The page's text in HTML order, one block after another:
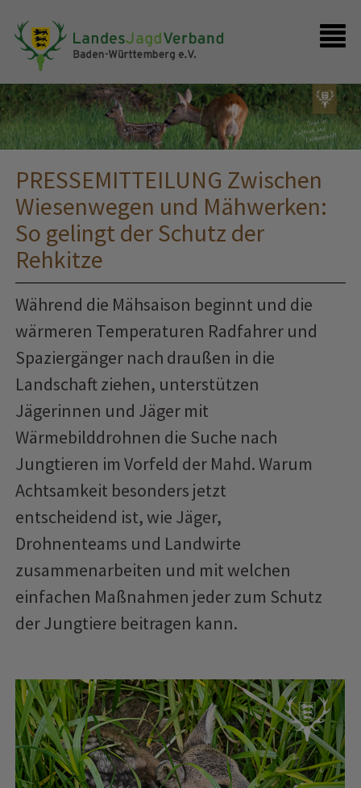
Shop
Kontakt
Anmelden
PRESSEMITTEILUNG Zwischen
Wiesenwegen und Mähwerken:
So gelingt der Schutz der
Rehkitze
Während die Mähsaison beginnt und die
wärmeren Temperaturen Radfahrer und
Spaziergänger nach draußen in die
Landschaft ziehen, unterstützen
Jägerinnen und Jäger mit
Wärmebilddrohnen die Suche nach
Jungtieren im Vorfeld der Mahd. Warum
Achtsamkeit besonders jetzt
entscheidend ist, wie Jäger,
Drohnenteams und Landwirte
zusammenarbeiten und mit welchen
einfachen Maßnahmen jeder zum Schutz
der Jungtiere beitragen kann.